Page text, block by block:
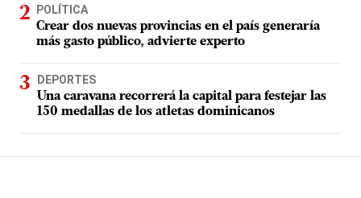
POLÍTICA
Crear dos nuevas provincias en el país generaría
más gasto público, advierte experto
DEPORTES
Una caravana recorrerá la capital para festejar las
150 medallas de los atletas dominicanos